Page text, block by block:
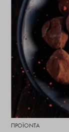
ΠΡΟΪΌΝΤΑ